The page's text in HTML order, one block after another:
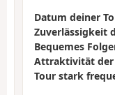
Datum deiner
Zuverlässigkeit
Bequemes
Attraktivität der
Tour stark